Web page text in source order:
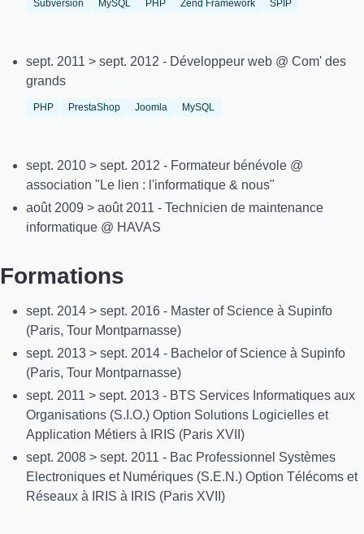
Subversion MySQL PHP Zend Framework SPIP
sept. 2011 > sept. 2012 - Développeur web @ Com' des
grands
PHP PrestaShop Joomla MySQL
sept. 2010 > sept. 2012 - Formateur bénévole @
association "Le lien : l'informatique & nous"
août 2009 > août 2011 - Technicien de maintenance
informatique @ HAVAS
Formations
sept. 2014 > sept. 2016 - Master of Science à Supinfo
(Paris, Tour Montparnasse)
sept. 2013 > sept. 2014 - Bachelor of Science à Supinfo
(Paris, Tour Montparnasse)
sept. 2011 > sept. 2013 - BTS Services Informatiques aux
Organisations (S.I.O.) Option Solutions Logicielles et
Application Métiers à IRIS (Paris XVII)
sept. 2008 > sept. 2011 - Bac Professionnel Systèmes
Electroniques et Numériques (S.E.N.) Option Télécoms et
Réseaux à IRIS à IRIS (Paris XVII)